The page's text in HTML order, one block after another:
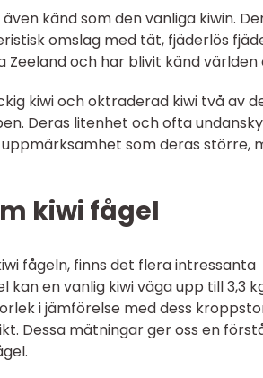
känd som den vanliga kiwin.
omslag med tät, fjäderlös
och har blivit känd världen
kiwi och oktraderad kiwi två av
Deras litenhet och ofta
som deras större,
kiwi fågel
fågeln, finns det flera intressanta
en vanlig kiwi väga upp till 3,3
i jämförelse med dess
Dessa mätningar ger oss en